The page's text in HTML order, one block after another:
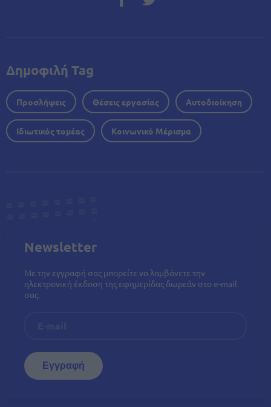
Δημοφιλή Tag
Προσλήψεις Θέσεις εργασίας Αυτοδιοίκηση
Ιδιωτικός τομέας Κοινωνικό Μέρισμα
Newsletter
Με την εγγραφή σας μπορείτε να λαμβάνετε την
ηλεκτρονική έκδοση της εφημερίδας δωρεάν στο e-mail
σας.